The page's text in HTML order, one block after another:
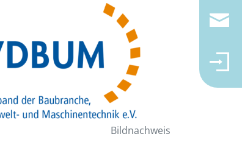
Bildnachweis